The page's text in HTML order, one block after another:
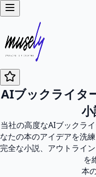
AIブックライタ
当社の高度なAIブックラ
なたの本のアイデアを洗
完全な小説、アウトライ
を
本